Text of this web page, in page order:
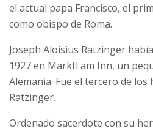
el actual papa Francisco, el
como obispo de Roma.
Joseph Aloisius Ratzinger
1927 en Marktl am Inn, un
Alemania. Fue el tercero de los
Ratzinger.
Ordenado sacerdote con su